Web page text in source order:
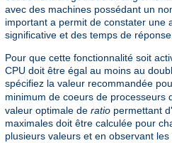
avec des machines possédant un
important a permit de constater une
significative et des temps de
Pour que cette fonctionnalité soit
CPU doit être égal au moins au
spécifiez la valeur recommandée
minimum de coeurs de processeurs
valeur optimale de ratio permettant
maximales doit être calculée pour
plusieurs valeurs et en observant les